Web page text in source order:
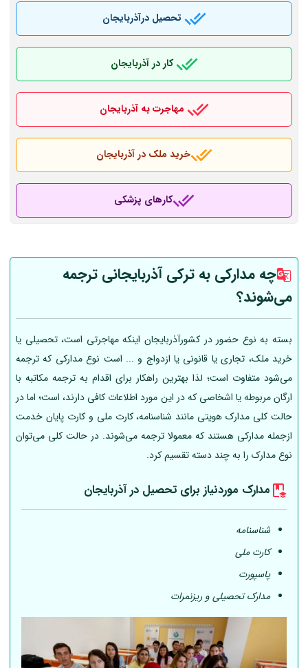
تحصیل درآذربایجان
کار در آذربایجان
مهاجرت به آذربایجان
خرید ملک در آذربایجان
کارهای پزشکی
چه مدارکی به ترکی آذربایجانی ترجمه
می‌شوند؟
بسته به نوع حضور در کشورآذربایجان اینکه مهاجرتی است، تحصیلی یا
خرید ملک، تجاری یا قانونی یا ازدواج و ... است نوع مدارکی که ترجمه
می‌شود متفاوت است؛ لذا بهترین راهکار برای اقدام به ترجمه مکاتبه با
ارگان مربوطه یا اشخاصی که در این مورد اطلاعات کافی دارند، است؛ اما در
حالت کلی مدارک هویتی مانند شناسنامه، کارت ملی و کارت پایان خدمت
ازجمله مدارکی هستند که معمولا ترجمه می‌شوند. در حالت کلی می‌توان
نوع مدارک را به چند دسته تقسیم کرد.
مدارک موردنیاز برای تحصیل در آذربایجان
شناسنامه
کارت ملی
پاسپورت
مدارک تحصیلی و ریزنمرات